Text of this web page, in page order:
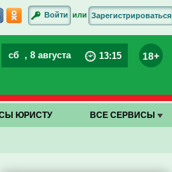
Войти или Зарегистрироваться
сб , 8 августа 13:15 18+
ЮРИСТУ ВСЕ СЕРВИСЫ